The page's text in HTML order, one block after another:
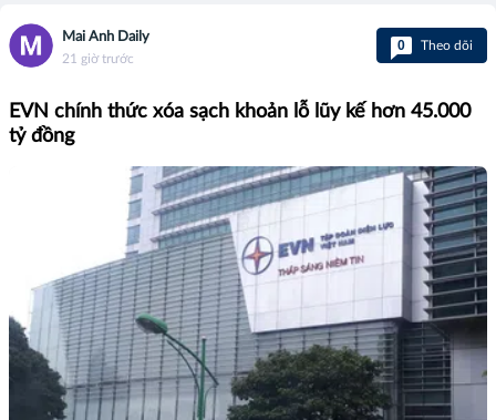
Mai Anh Daily
21 giờ trước
0 Theo dõi
EVN chính thức xóa sạch khoản lỗ lũy kế hơn 45.000
tỷ đồng